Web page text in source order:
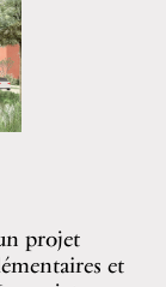
projet
et